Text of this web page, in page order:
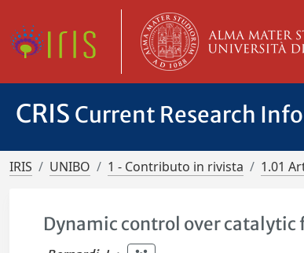
CRIS Current Research
IRIS UNIBO 1 - Contributo in rivista 1.01
Dynamic control over